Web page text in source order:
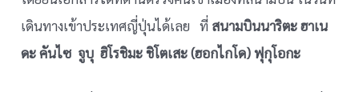
เดินทางเข้าประเทศญี่ปุ่นได้เลย ที่ สนามบินนาริตะ ฮาเน
ดะ คันไซ จูบุ ฮิโรชิมะ ชิโตเสะ (ฮอกไกโด) ฟุกุโอกะ